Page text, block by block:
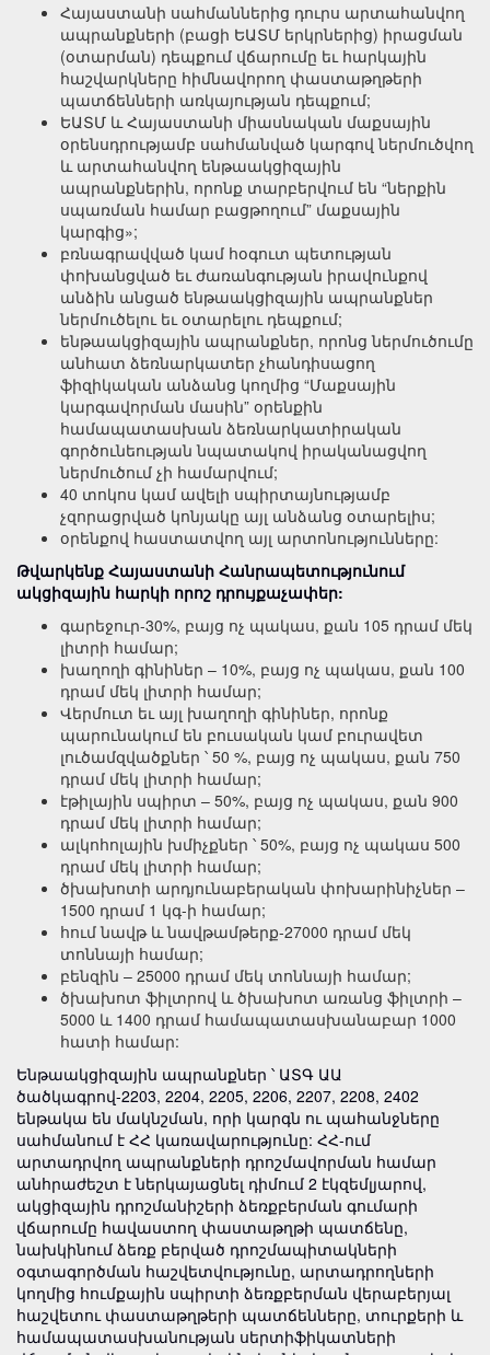
Հայաստանի սահմաններից դուրս արտահանվող
ապրանքների (բացի ԵԱՏՄ երկրներից) իրացման
(օտարման) դեպքում վճարումը եւ հարկային
հաշվարկները հիմնավորող փաստաթղթերի
պատճենների առկայության դեպքում;
ԵԱՏՄ և Հայաստանի միասնական մաքսային
օրենսդրությամբ սահմանված կարգով ներմուծվող
և արտահանվող ենթաակցիզային
ապրանքներին, որոնք տարբերվում են “ներքին
սպառման համար բացթողում” մաքսային
կարգից»;
բռնագրավված կամ հօգուտ պետության
փոխանցված եւ ժառանգության իրավունքով
անձին անցած ենթաակցիզային ապրանքներ
ներմուծելու եւ օտարելու դեպքում;
ենթաակցիզային ապրանքներ, որոնց ներմուծումը
անհատ ձեռնարկատեր չհանդիսացող
ֆիզիկական անձանց կողմից “Մաքսային
կարգավորման մասին” օրենքին
համապատասխան ձեռնարկատիրական
գործունեության նպատակով իրականացվող
ներմուծում չի համարվում;
40 տոկոս կամ ավելի սպիրտայնությամբ
չզորացրված կոնյակը այլ անձանց օտարելիս;
օրենքով հաստատվող այլ արտոնությունները:
Թվարկենք Հայաստանի Հանրապետությունում
ակցիզային հարկի որոշ դրույքաչափեր:
գարեջուր-30%, բայց ոչ պակաս, քան 105 դրամ մեկ
լիտրի համար;
խաղողի գինիներ – 10%, բայց ոչ պակաս, քան 100
դրամ մեկ լիտրի համար;
Վերմուտ եւ այլ խաղողի գինիներ, որոնք
պարունակում են բուսական կամ բուրավետ
լուծամզվածքներ ՝ 50 %, բայց ոչ պակաս, քան 750
դրամ մեկ լիտրի համար;
էթիլային սպիրտ – 50%, բայց ոչ պակաս, քան 900
դրամ մեկ լիտրի համար;
ալկոհոլային խմիչքներ ՝ 50%, բայց ոչ պակաս 500
դրամ մեկ լիտրի համար;
ծխախոտի արդյունաբերական փոխարինիչներ –
1500 դրամ 1 կգ-ի համար;
հում նավթ և նավթամթերք-27000 դրամ մեկ
տոննայի համար;
բենզին – 25000 դրամ մեկ տոննայի համար;
ծխախոտ ֆիլտրով և ծխախոտ առանց ֆիլտրի –
5000 և 1400 դրամ համապատասխանաբար 1000
հատի համար:
Ենթաակցիզային ապրանքներ ՝ ԱՏԳ ԱԱ
ծածկագրով-2203, 2204, 2205, 2206, 2207, 2208, 2402
ենթակա են մակնշման, որի կարգն ու պահանջները
սահմանում է ՀՀ կառավարությունը: ՀՀ-ում
արտադրվող ապրանքների դրոշմավորման համար
անհրաժեշտ է ներկայացնել դիմում 2 էկզեմլյարով,
ակցիզային դրոշմանիշերի ձեռքբերման գումարի
վճարումը հավաստող փաստաթղթի պատճենը,
նախկինում ձեռք բերված դրոշմապիտակների
օգտագործման հաշվետվությունը, արտադրողների
կողմից հումքային սպիրտի ձեռքբերման վերաբերյալ
հաշվետու փաստաթղթերի պատճենները, տուրքերի և
համապատասխանության սերտիֆիկատների